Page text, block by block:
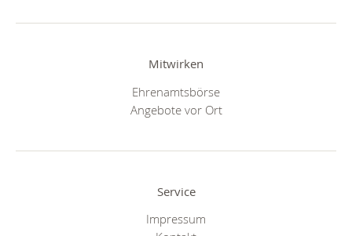
Mitwirken
Ehrenamtsbörse
Angebote vor Ort
Service
Impressum